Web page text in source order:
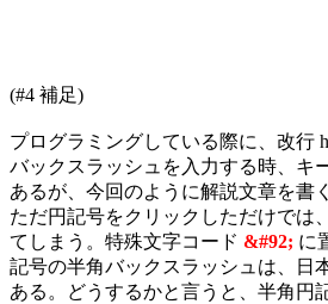
(#4 補足)
プログラミングしている際に、改行
バックスラッシュを入力する時、キ
あるが、今回のように解説文章を書
ただ円記号をクリックしただけでは
てしまう。特殊文字コード &#92; に
記号の半角バックスラッシュは、日
ある。どうするかと言うと、半角円